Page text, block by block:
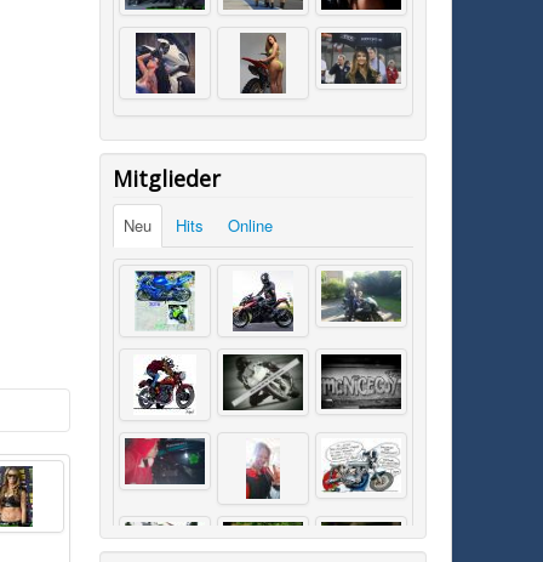
Mitglieder
Neu Hits Online